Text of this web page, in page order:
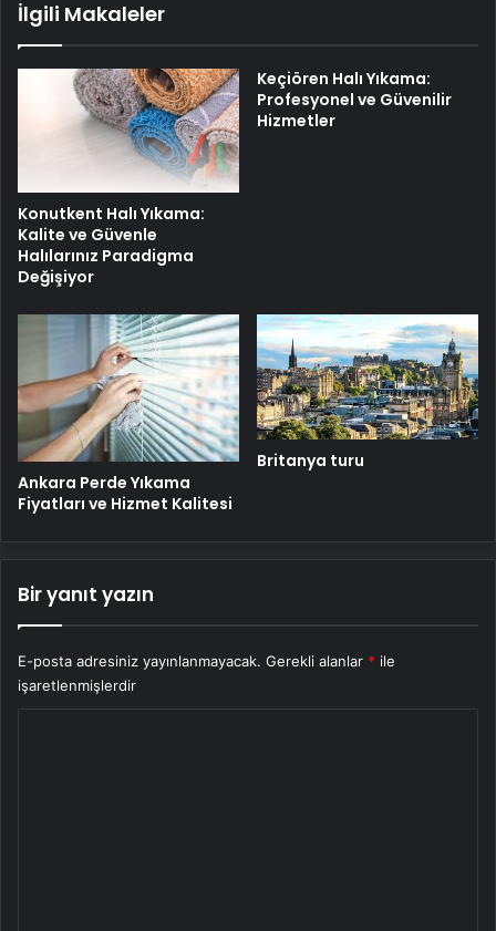
İlgili Makaleler
Konutkent Halı Yıkama:
Kalite ve Güvenle
Halılarınız Paradigma
Değişiyor
Keçiören Halı Yıkama:
Profesyonel ve Güvenilir
Hizmetler
Ankara Perde Yıkama
Fiyatları ve Hizmet Kalitesi
Britanya turu
Bir yanıt yazın
E-posta adresiniz yayınlanmayacak. Gerekli alanlar * ile
işaretlenmişlerdir